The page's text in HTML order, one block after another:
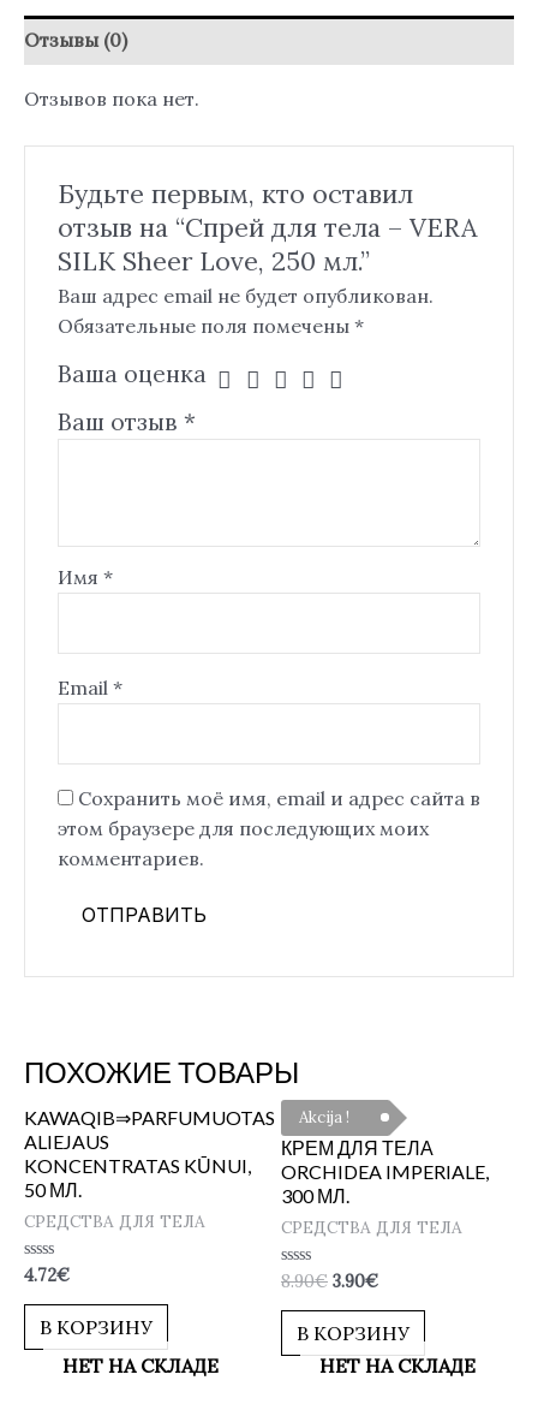
Отзывы (0)
Отзывов пока нет.
Будьте первым, кто оставил
отзыв на “Спрей для тела – VERA
SILK Sheer Love, 250 мл.”
Ваш адрес email не будет опубликован.
Обязательные поля помечены *
Ваша оценка
Ваш отзыв *
Имя *
Email *
Сохранить моё имя, email и адрес сайта в
этом браузере для последующих моих
комментариев.
ПОХОЖИЕ ТОВАРЫ
KAWAQIB⇒PARFUMUOTAS
ALIEJAUS
KONCENTRATAS KŪNUI,
50 МЛ.
СРЕДСТВА ДЛЯ ТЕЛА
Оценка
из
4.72€
В КОРЗИНУ
Akcija !
КРЕМ ДЛЯ ТЕЛА
ORCHIDEA IMPERIALE,
300 МЛ.
СРЕДСТВА ДЛЯ ТЕЛА
Оценка
из
8.90€ 3.90€
В КОРЗИНУ
НЕТ НА СКЛАДЕ
НЕТ НА СКЛАДЕ